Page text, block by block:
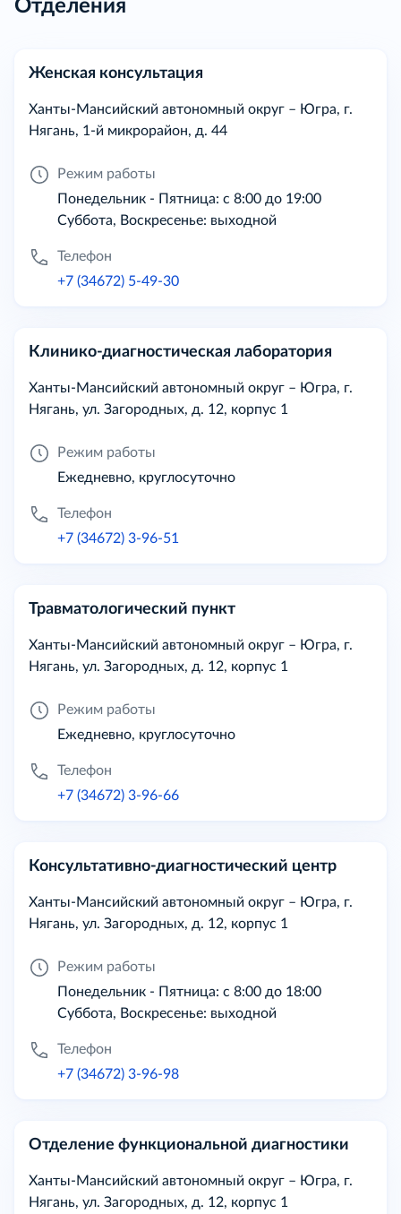
Отделения
Женская консультация
Ханты-Мансийский автономный округ – Югра, г.
Нягань, 1-й микрорайон, д. 44
Режим работы
Понедельник - Пятница: с 8:00 до 19:00
Суббота, Воскресенье: выходной
Телефон
+7 (34672) 5-49-30
Клинико-диагностическая лаборатория
Ханты-Мансийский автономный округ – Югра, г.
Нягань, ул. Загородных, д. 12, корпус 1
Режим работы
Ежедневно, круглосуточно
Телефон
+7 (34672) 3-96-51
Травматологический пункт
Ханты-Мансийский автономный округ – Югра, г.
Нягань, ул. Загородных, д. 12, корпус 1
Режим работы
Ежедневно, круглосуточно
Телефон
+7 (34672) 3-96-66
Консультативно-диагностический центр
Ханты-Мансийский автономный округ – Югра, г.
Нягань, ул. Загородных, д. 12, корпус 1
Режим работы
Понедельник - Пятница: с 8:00 до 18:00
Суббота, Воскресенье: выходной
Телефон
+7 (34672) 3-96-98
Отделение функциональной диагностики
Ханты-Мансийский автономный округ – Югра, г.
Нягань, ул. Загородных, д. 12, корпус 1